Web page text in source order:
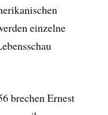
einzelne
brechen Ernest